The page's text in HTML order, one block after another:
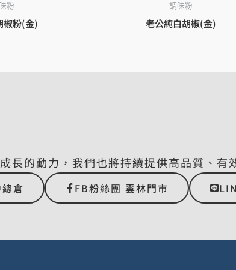
粉
椒粉(金)
調味粉
老公純白胡椒(金)
的動力，我們也將持續提供高品質、有
倉 FB粉絲團 雲林門市